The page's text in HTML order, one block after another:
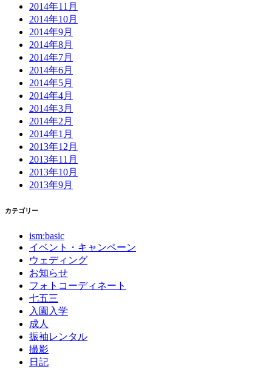
2014年11月
2014年10月
2014年9月
2014年8月
2014年7月
2014年6月
2014年5月
2014年4月
2014年3月
2014年2月
2014年1月
2013年12月
2013年11月
2013年10月
2013年9月
カテゴリー
ism:basic
イベント・キャンペーン
ウェディング
お知らせ
フォトコーディネート
七五三
入園入学
成人
振袖レンタル
撮影
日記